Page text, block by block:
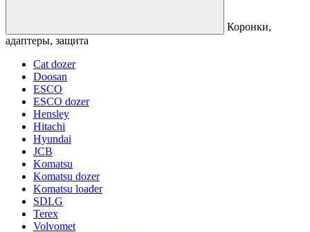
Коронки,
адаптеры, защита
Cat dozer
Doosan
ESCO
ESCO dozer
Hensley
Hitachi
Hyundai
JCB
Komatsu
Komatsu dozer
Komatsu loader
SDLG
Terex
Volvomet